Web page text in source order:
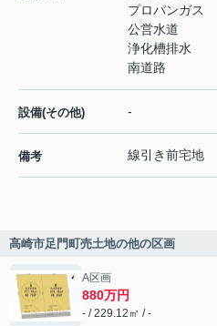
プロパンガス
公営水道
浄化槽排水
南道路
設備(その他) -
備考 線引き前宅地
高崎市足門町売土地の他の区画
A区画
880万円
- / 229.12㎡ / -